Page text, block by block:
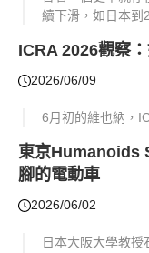
續下滑，如日本到
ICRA 2026觀察
2026/06/09
6月初的維也納，
東京Humanoids
腳的電動車
2026/06/02
日本大阪大學教